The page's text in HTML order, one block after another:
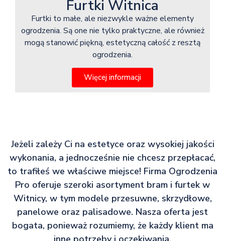
Furtki Witnica
Furtki to małe, ale niezwykle ważne elementy
ogrodzenia. Są one nie tylko praktyczne, ale również
mogą stanowić piękną, estetyczną całość z resztą
ogrodzenia.
Więcej informacji
Jeżeli zależy Ci na estetyce oraz wysokiej jakości
wykonania, a jednocześnie nie chcesz przepłacać,
to trafiłeś we właściwe miejsce! Firma Ogrodzenia
Pro oferuje szeroki asortyment bram i furtek w
Witnicy, w tym modele przesuwne, skrzydłowe,
panelowe oraz palisadowe. Nasza oferta jest
bogata, ponieważ rozumiemy, że każdy klient ma